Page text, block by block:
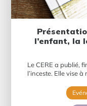
l’enfant, la
Le CERE a publié,
l’inceste. Elle vise à